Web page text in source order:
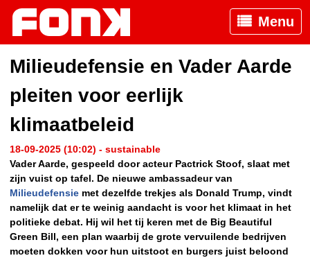
Menu
Milieudefensie en Vader Aarde
pleiten voor eerlijk
klimaatbeleid
18-09-2025 (10:02) - sustainable
Vader Aarde, gespeeld door acteur Pactrick Stoof, slaat met
zijn vuist op tafel. De nieuwe ambassadeur van
Milieudefensie met dezelfde trekjes als Donald Trump, vindt
namelijk dat er te weinig aandacht is voor het klimaat in het
politieke debat. Hij wil het tij keren met de Big Beautiful
Green Bill, een plan waarbij de grote vervuilende bedrijven
moeten dokken voor hun uitstoot en burgers juist beloond